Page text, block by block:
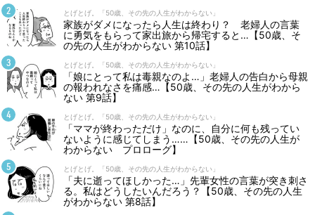
とげとげ。「50歳、その先の人生がわからない」
家族がダメになったら人生は終わり？ 老婦人の言葉
に勇気をもらって家出旅から帰宅すると…【50歳、そ
の先の人生がわからない 第10話】
とげとげ。「50歳、その先の人生がわからない」
「娘にとって私は毒親なのよ…」老婦人の告白から母親
の報われなさを痛感…【50歳、その先の人生がわから
ない 第9話】
とげとげ。「50歳、その先の人生がわからない」
「ママが終わっただけ」なのに、自分に何も残ってい
ないように感じてしまう……【50歳、その先の人生が
わからない プロローグ】
とげとげ。「50歳、その先の人生がわからない」
「夫に逝ってほしかった…」先輩女性の言葉が突き刺さ
る。私はどうしたいんだろう？【50歳、その先の人生
がわからない 第8話】